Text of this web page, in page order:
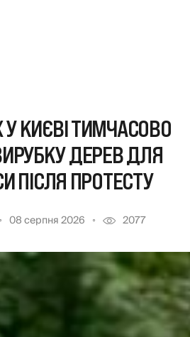
КИЄВІ ТИМЧАСОВО
ДЕРЕВ ДЛЯ
ПІСЛЯ ПРОТЕСТУ
08 серпня 2026 2077